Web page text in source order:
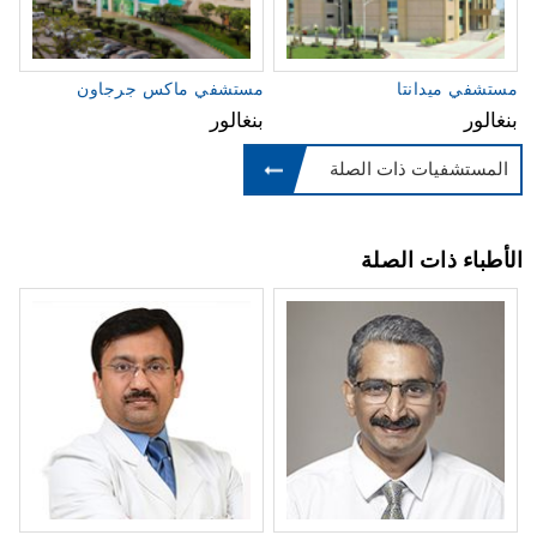
مستشفي ماكس جرجاون
بنغالور
مستشفي ميدانتا
بنغالور
المستشفيات ذات الصلة
الأطباء ذات الصلة